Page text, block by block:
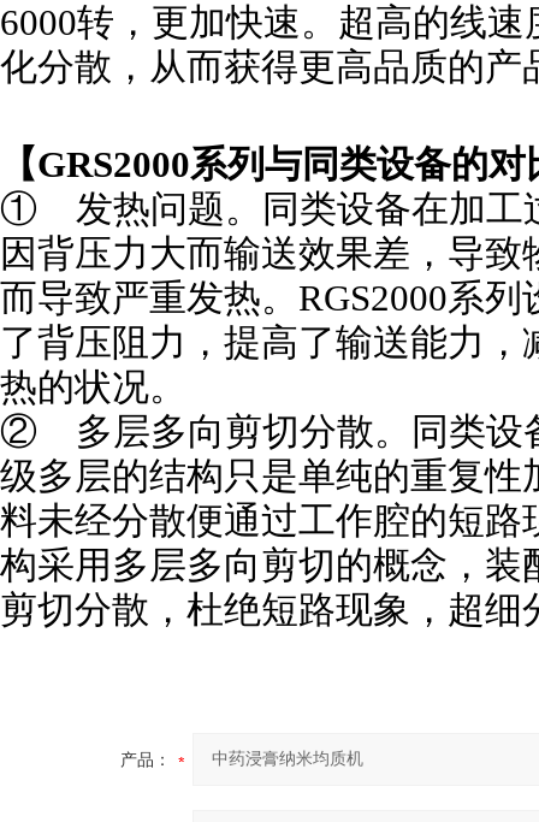
6000转，更加快速。超高的线
化分散，从而获得更高品质的产
【GRS2000系列与同类设备的对
① 发热问题。同类设备在加工
因背压力大而输送效果差，导
而导致严重发热。RGS2000系
了背压阻力，提高了输送能力
热的状况。
② 多层多向剪切分散。同类设
级多层的结构只是单纯的重复
料未经分散便通过工作腔的短路
构采用多层多向剪切的概念，
剪切分散，杜绝短路现象，超细
产品：